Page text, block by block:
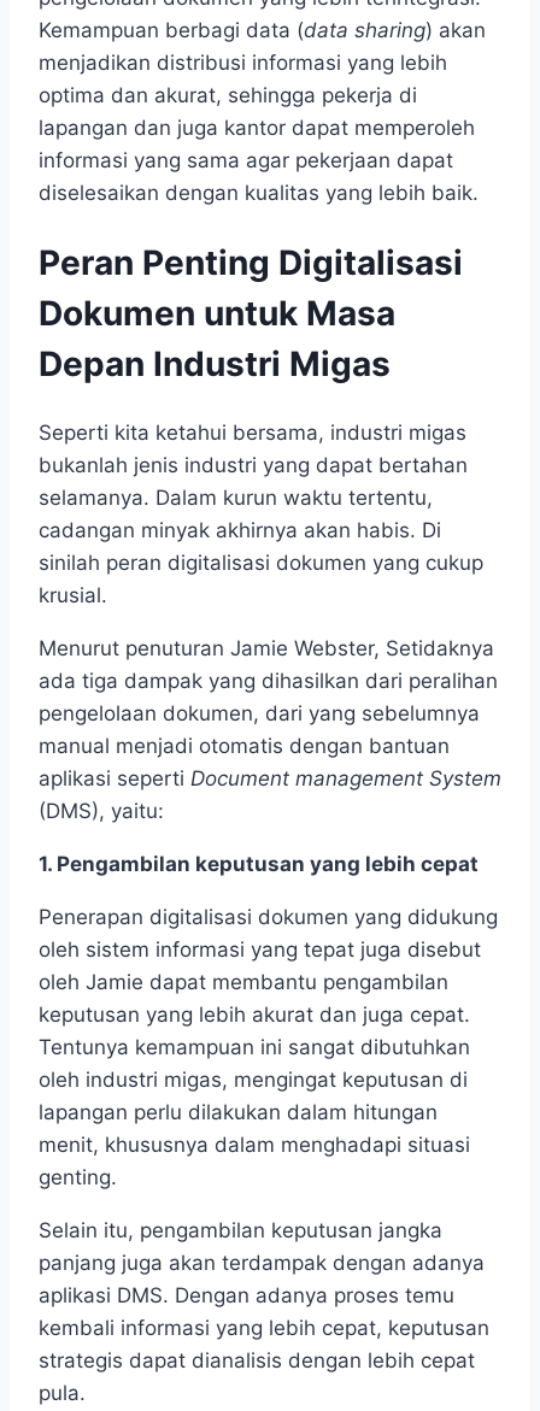
Kemampuan berbagi data (data sharing) akan
menjadikan distribusi informasi yang lebih
optima dan akurat, sehingga pekerja di
lapangan dan juga kantor dapat memperoleh
informasi yang sama agar pekerjaan dapat
diselesaikan dengan kualitas yang lebih baik.
Peran Penting Digitalisasi
Dokumen untuk Masa
Depan Industri Migas
Seperti kita ketahui bersama, industri migas
bukanlah jenis industri yang dapat bertahan
selamanya. Dalam kurun waktu tertentu,
cadangan minyak akhirnya akan habis. Di
sinilah peran digitalisasi dokumen yang cukup
krusial.
Menurut penuturan Jamie Webster, Setidaknya
ada tiga dampak yang dihasilkan dari peralihan
pengelolaan dokumen, dari yang sebelumnya
manual menjadi otomatis dengan bantuan
aplikasi seperti Document management System
(DMS), yaitu:
1. Pengambilan keputusan yang lebih cepat
Penerapan digitalisasi dokumen yang didukung
oleh sistem informasi yang tepat juga disebut
oleh Jamie dapat membantu pengambilan
keputusan yang lebih akurat dan juga cepat.
Tentunya kemampuan ini sangat dibutuhkan
oleh industri migas, mengingat keputusan di
lapangan perlu dilakukan dalam hitungan
menit, khususnya dalam menghadapi situasi
genting.
Selain itu, pengambilan keputusan jangka
panjang juga akan terdampak dengan adanya
aplikasi DMS. Dengan adanya proses temu
kembali informasi yang lebih cepat, keputusan
strategis dapat dianalisis dengan lebih cepat
pula.